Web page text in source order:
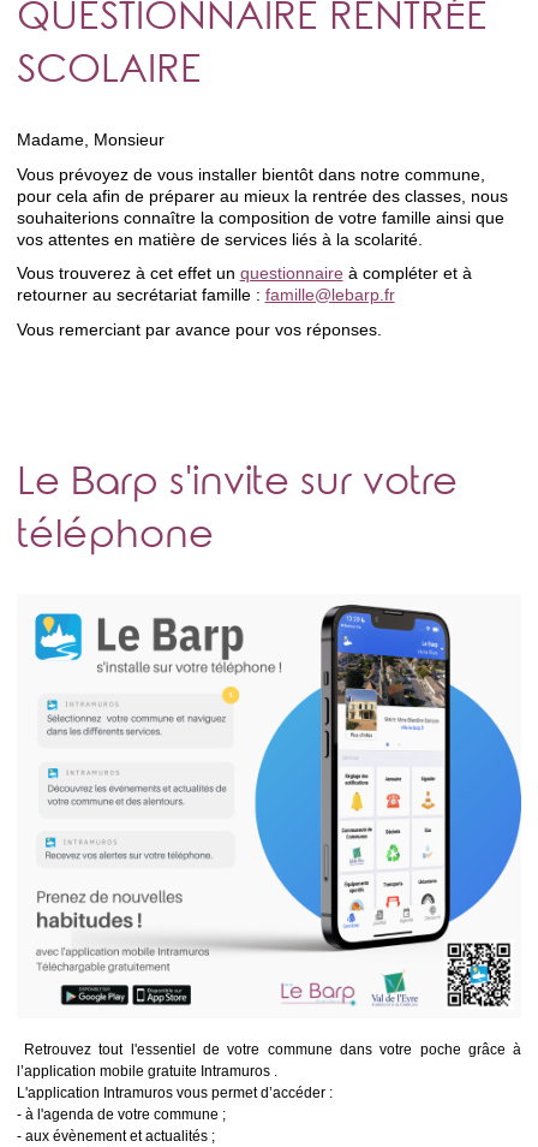
QUESTIONNAIRE RENTRÉE
SCOLAIRE
Madame, Monsieur
Vous prévoyez de vous installer bientôt dans notre commune,
pour cela afin de préparer au mieux la rentrée des classes, nous
souhaiterions connaître la composition de votre famille ainsi que
vos attentes en matière de services liés à la scolarité.
Vous trouverez à cet effet un questionnaireà compléter et à
retourner au secrétariat famille : famille@lebarp.fr
Vous remerciant par avance pour vos réponses.
Le Barp s'invite sur votre
téléphone
Retrouvez tout l'essentiel de votre commune dans votre poche grâce à
l’application mobile gratuite Intramuros .
L'application Intramuros vous permet d’accéder :
- à l'agenda de votre commune ;
- aux évènement et actualités ;